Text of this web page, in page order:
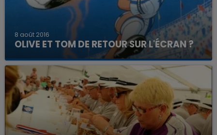
8 août 2016
OLIVE ET TOM DE RETOUR SUR L'ÉCRAN ?